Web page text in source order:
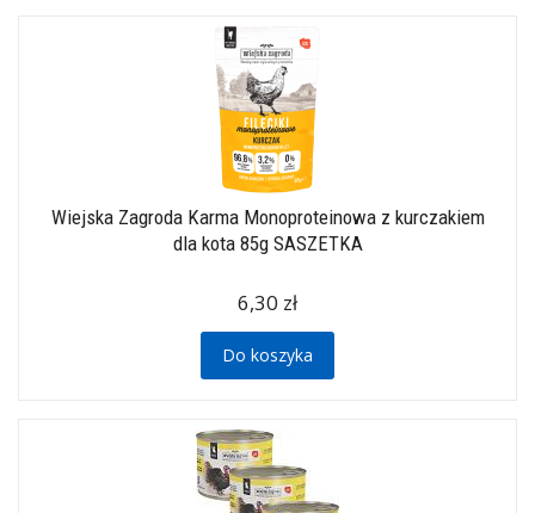
Wiejska Zagroda Karma Monoproteinowa z kurczakiem
dla kota 85g SASZETKA
6,30 zł
Do koszyka